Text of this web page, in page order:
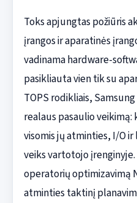
Toks apjungtas požiūris
įrangos ir aparatinės
vadinama hardware-
pasikliauta vien tik su
TOPS rodikliais,
realaus pasaulio
visomis jų atminties, I/O
veiks vartotojo
operatorių optimizavimą
atminties taktinį